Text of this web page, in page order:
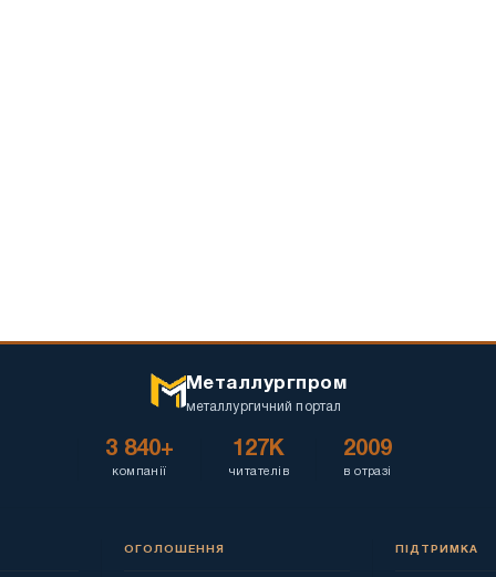
Металлургпром
металлургичний портал
3 840+
компанії
127K
читателів
2009
в отразі
ОГОЛОШЕННЯ ПІДТРИМКА